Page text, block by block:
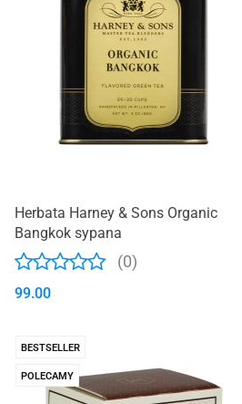
Herbata Harney & Sons Organic
Bangkok sypana
(0)
99.00
BESTSELLER
POLECAMY